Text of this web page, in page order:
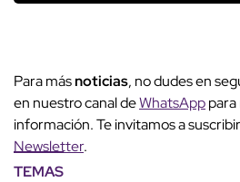
Para másnoticias, no dudes en
en nuestro canal deWhatsApp
información. Te invitamos a
Newsletter.
TEMAS